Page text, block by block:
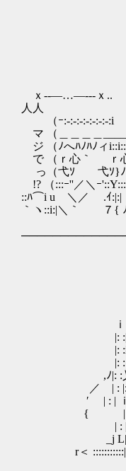
_ｉ_
ｘ
人人
（ｰ
マ （
ジ （ﾉ
で （
っ（弋ｿ 弋
!? （:::ｰ''／
::ﾊ⌒i u ＼
｀ヽ::i:|
_.. -‐=
／／ｉ:ｉ:
/: :/ｉ:ｉ:ｉ
: :/ｉ:ｉ:／i
ｉ: :ｉ:i:i/: ｉ
|: :|:i/ﾋ土ﾄ､
|: :i⊥i__Ｌ
|: :{ ハヽ
,ﾉ|: :乂
／ | : |:
′ | : | ｉ: :
{ | : | |: : :
| : | |: :
_j L| |: :
r＜
｡ﾟ /｡･